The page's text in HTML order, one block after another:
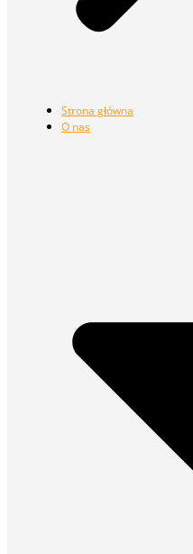
Strona główna
O nas